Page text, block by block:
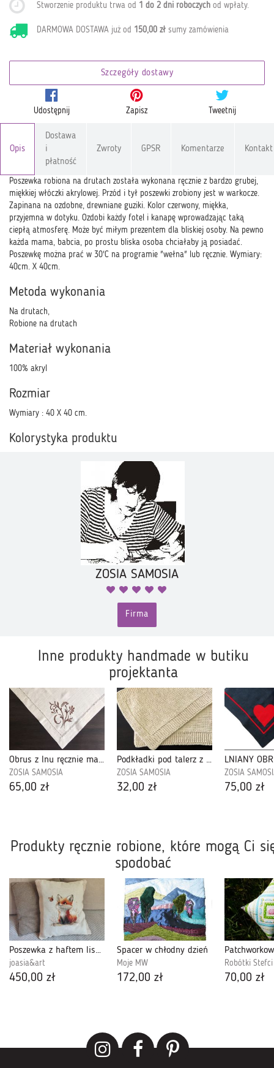
Stworzenie produktu trwa od 1 do 2 dni roboczych od wpłaty.
DARMOWA DOSTAWA już od 150,00 zł sumy zamówienia
Szczegóły dostawy
Udostępnij Zapisz Tweetnij
Opis
Dostawa
i
płatność
Zwroty GPSR Komentarze Kontakt
Poszewka robiona na drutach została wykonana ręcznie z bardzo grubej,
miękkiej włóczki akrylowej. Przód i tył poszewki zrobiony jest w warkocze.
Zapinana na ozdobne, drewniane guziki. Kolor czerwony, miękka,
przyjemna w dotyku. Ozdobi każdy fotel i kanapę wprowadzając taką
ciepłą atmosferę. Może być miłym prezentem dla bliskiej osoby. Na pewno
każda mama, babcia, po prostu bliska osoba chciałaby ją posiadać.
Poszewkę można prać w 30'C na programie "wełna" lub ręcznie. Wymiary:
40cm. X 40cm.
Metoda wykonania
Na drutach,
Robione na drutach
Materiał wykonania
100% akryl
Rozmiar
Wymiary : 40 X 40 cm.
Kolorystyka produktu
ZOSIA SAMOSIA
Firma
Inne produkty handmade w butiku
projektanta
Obrus z lnu ręcznie malowany
ZOSIA SAMOSIA
65,00 zł
Podkładki pod talerz z bawełnianego sznurka. Kolor ecru.
ZOSIA SAMOSIA
32,00 zł
ZOSIA
75,00 zł
Produkty ręcznie robione, które mogą Ci
spodobać
Poszewka z haftem liska do poduszki dekoracyjnej
joasia&art
450,00 zł
Spacer w chłodny dzień
Moje MW
172,00 zł
Robótki Stefci
70,00 zł